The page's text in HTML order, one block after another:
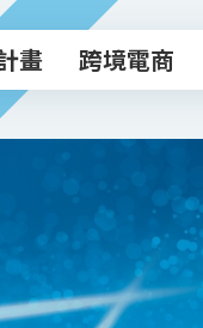
畫
畫
入計畫
入計畫
導計畫
跨境電商
跨境驗證輔導方案
跨境電商工作坊
台北新貿獎